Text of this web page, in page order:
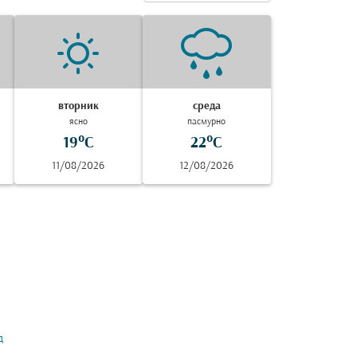
вторник
ясно
19°C
11/08/2026
среда
пасмурно
22°C
12/08/2026